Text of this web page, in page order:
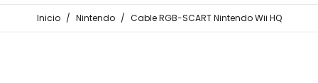
Inicio / Nintendo / Cable RGB-SCART Nintendo Wii HQ